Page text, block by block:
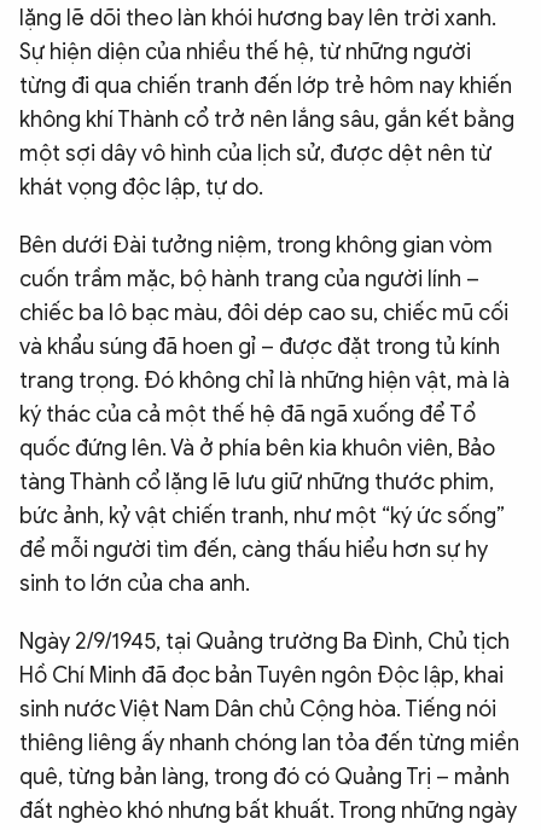
lặng lẽ dõi theo làn khói hương bay lên trời xanh.
Sự hiện diện của nhiều thế hệ, từ những người
từng đi qua chiến tranh đến lớp trẻ hôm nay khiến
không khí Thành cổ trở nên lắng sâu, gắn kết bằng
một sợi dây vô hình của lịch sử, được dệt nên từ
khát vọng độc lập, tự do.
Bên dưới Đài tưởng niệm, trong không gian vòm
cuốn trầm mặc, bộ hành trang của người lính –
chiếc ba lô bạc màu, đôi dép cao su, chiếc mũ cối
và khẩu súng đã hoen gỉ – được đặt trong tủ kính
trang trọng. Đó không chỉ là những hiện vật, mà là
ký thác của cả một thế hệ đã ngã xuống để Tổ
quốc đứng lên. Và ở phía bên kia khuôn viên, Bảo
tàng Thành cổ lặng lẽ lưu giữ những thước phim,
bức ảnh, kỷ vật chiến tranh, như một “ký ức sống”
để mỗi người tìm đến, càng thấu hiểu hơn sự hy
sinh to lớn của cha anh.
Ngày 2/9/1945, tại Quảng trường Ba Đình, Chủ tịch
Hồ Chí Minh đã đọc bản Tuyên ngôn Độc lập, khai
sinh nước Việt Nam Dân chủ Cộng hòa. Tiếng nói
thiêng liêng ấy nhanh chóng lan tỏa đến từng miền
quê, từng bản làng, trong đó có Quảng Trị – mảnh
đất nghèo khó nhưng bất khuất. Trong những ngày